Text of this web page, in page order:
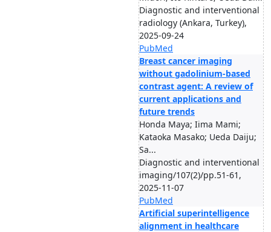
Diagnostic and interventional
radiology (Ankara, Turkey),
2025-09-24
PubMed
Breast cancer imaging
without gadolinium-based
contrast agent: A review of
current applications and
future trends
Honda Maya; Iima Mami;
Kataoka Masako; Ueda Daiju;
Sa...
Diagnostic and interventional
imaging/107(2)/pp.51-61,
2025-11-07
PubMed
Artificial superintelligence
alignment in healthcare